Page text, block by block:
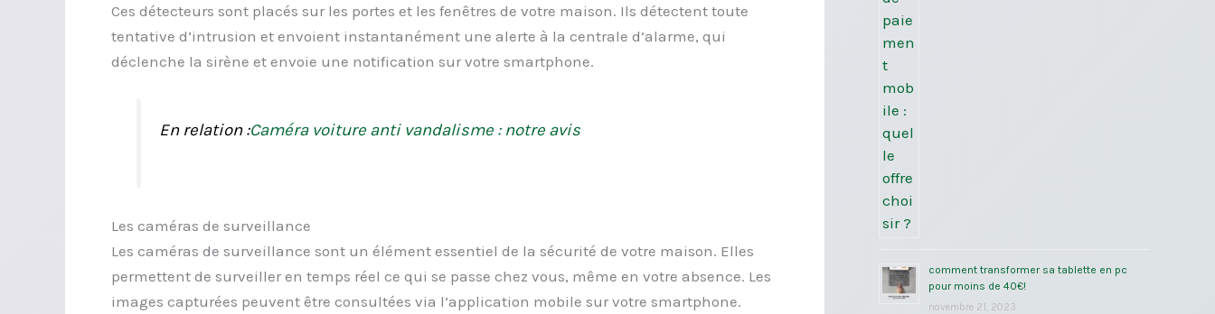
Ces détecteurs sont placés sur les portes et les fenêtres de votre maison. Ils détectent toute
tentative d’intrusion et envoient instantanément une alerte à la centrale d’alarme, qui
déclenche la sirène et envoie une notification sur votre smartphone.
En relation :Caméra voiture anti vandalisme : notre avis
Les caméras de surveillance
Les caméras de surveillance sont un élément essentiel de la sécurité de votre maison. Elles
permettent de surveiller en temps réel ce qui se passe chez vous, même en votre absence. Les
images capturées peuvent être consultées via l’application mobile sur votre smartphone.
comment transformer sa tablette en pc
pour moins de 40€!
novembre 21, 2023